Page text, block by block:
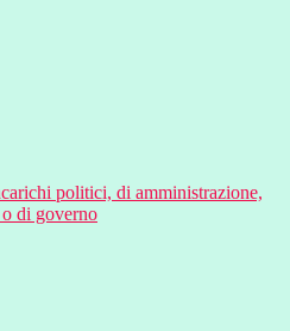
politici, di amministrazione,
di governo